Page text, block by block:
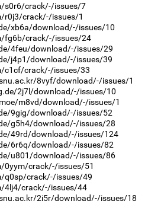
s0r6/crack/-/issues/7
r0j3/crack/-/issues/1
xb6a/download/-/issues/10
fg6b/crack/-/issues/24
4feu/download/-/issues/29
j4p1/download/-/issues/39
c1cf/crack/-/issues/33
8vyf/download/-/issues/1
2j7l/download/-/issues/10
m8vd/download/-/issues/1
9gig/download/-/issues/52
g5h4/download/-/issues/28
49rd/download/-/issues/124
6r6q/download/-/issues/82
u801/download/-/issues/86
0yym/crack/-/issues/51
q0sp/crack/-/issues/49
4lj4/crack/-/issues/44
2j5r/download/-/issues/18